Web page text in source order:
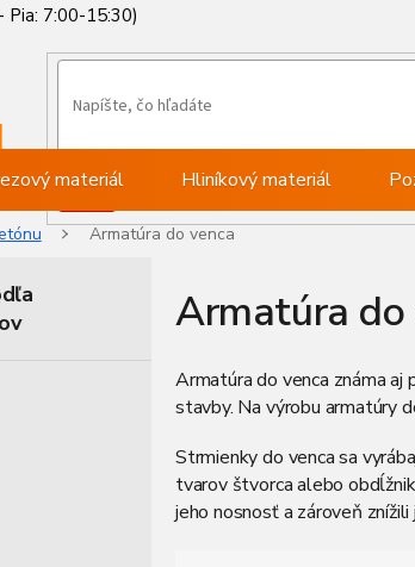
materiál Hliníkový materiál
Armatúra do venca
Armatúra do
Armatúra do venca známa aj
stavby. Na výrobu armatúry
Strmienky do venca sa
tvarov štvorca alebo
jeho nosnosť a zároveň